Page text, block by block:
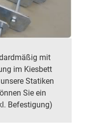
mit
im Kiesbett
Statiken
Sie ein
Befestigung)